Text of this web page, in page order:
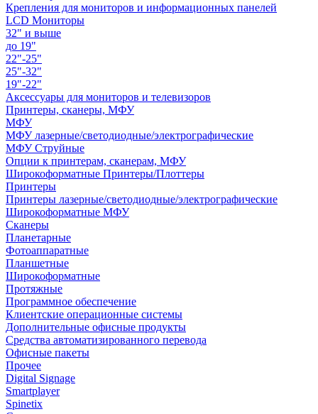
Крепления для мониторов и информационных панелей
LCD Мониторы
32" и выше
до 19"
22"-25"
25"-32"
19"-22"
Аксессуары для мониторов и телевизоров
Принтеры, сканеры, МФУ
МФУ
МФУ лазерные/светодиодные/электрографические
МФУ Струйные
Опции к принтерам, сканерам, МФУ
Широкоформатные Принтеры/Плоттеры
Принтеры
Принтеры лазерные/светодиодные/электрографические
Широкоформатные МФУ
Сканеры
Планетарные
Фотоаппаратные
Планшетные
Широкоформатные
Протяжные
Программное обеспечение
Клиентские операционные системы
Дополнительные офисные продукты
Средства автоматизированного перевода
Офисные пакеты
Прочее
Digital Signage
Smartplayer
Spinetix